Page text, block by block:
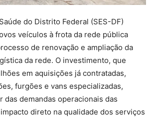
do Distrito Federal (SES-DF)
veículos à frota da rede pública
de renovação e ampliação da
da rede. O investimento, que
em aquisições já contratadas,
furgões e vans especializadas,
das demandas operacionais das
direto na qualidade dos serviços